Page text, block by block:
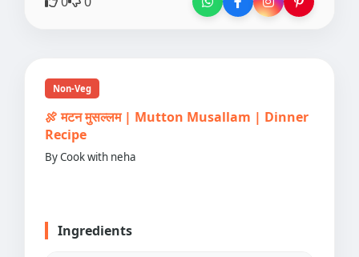
Non-Veg
🍖 मटन मुसल्लम | Mutton Musallam | Dinner
Recipe
By Cook with neha
Ingredients